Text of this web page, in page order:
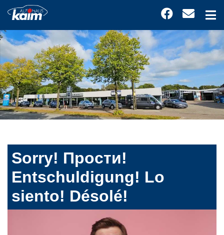
Sorry! Прости!
Entschuldigung! Lo
siento! Désolé!